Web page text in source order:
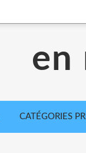
en
CATÉGORIES